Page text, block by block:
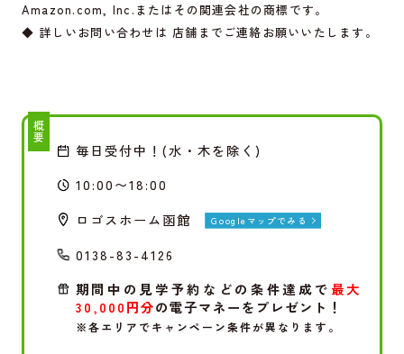
Amazon.com, Inc.またはその関連会社の商標です。
◆ 詳しいお問い合わせは 店舗までご連絡お願いいたします。
概要
毎日受付中！(水・木を除く)
10:00〜18:00
ロゴスホーム函館
Googleマップでみる
0138-83-4126
期間中の見学予約などの条件達成で最大
30,000円分の電子マネーをプレゼント！
※各エリアでキャンペーン条件が異なります。